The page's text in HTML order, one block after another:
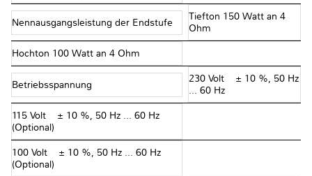
Nennausgangsleistung der Endstufe
Tiefton 150 Watt an 4
Ohm
Hochton 100 Watt an 4 Ohm
Betriebsspannung
230 Volt ≈ ± 10 %, 50 Hz
... 60 Hz
115 Volt ≈ ± 10 %, 50 Hz ... 60 Hz
(Optional)
100 Volt ≈ ± 10 %, 50 Hz ... 60 Hz
(Optional)